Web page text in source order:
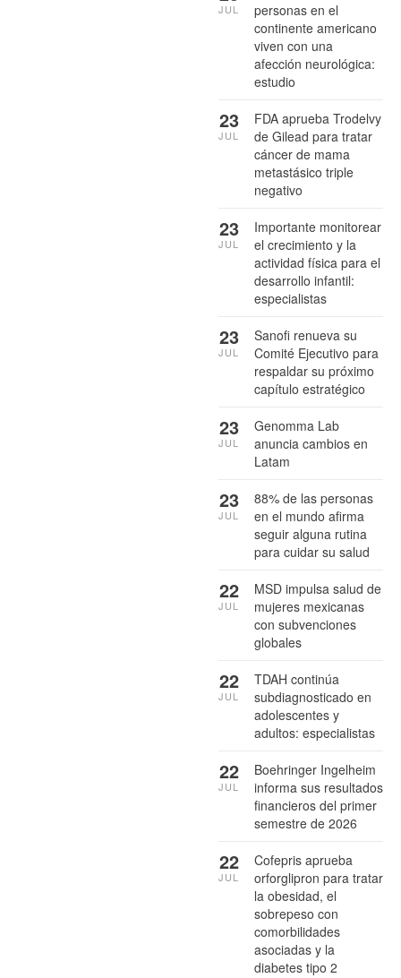
personas en el
continente americano
viven con una
afección neurológica:
estudio
JUL
FDA aprueba Trodelvy
de Gilead para tratar
cáncer de mama
metastásico triple
negativo
23
JUL
Importante monitorear
el crecimiento y la
actividad física para el
desarrollo infantil:
especialistas
23
JUL
Sanofi renueva su
Comité Ejecutivo para
respaldar su próximo
capítulo estratégico
23
JUL
Genomma Lab
anuncia cambios en
Latam
23
JUL
88% de las personas
en el mundo afirma
seguir alguna rutina
para cuidar su salud
23
JUL
MSD impulsa salud de
mujeres mexicanas
con subvenciones
globales
22
JUL
TDAH continúa
subdiagnosticado en
adolescentes y
adultos: especialistas
22
JUL
Boehringer Ingelheim
informa sus resultados
financieros del primer
semestre de 2026
22
JUL
Cofepris aprueba
orforglipron para tratar
la obesidad, el
sobrepeso con
comorbilidades
asociadas y la
diabetes tipo 2
22
JUL